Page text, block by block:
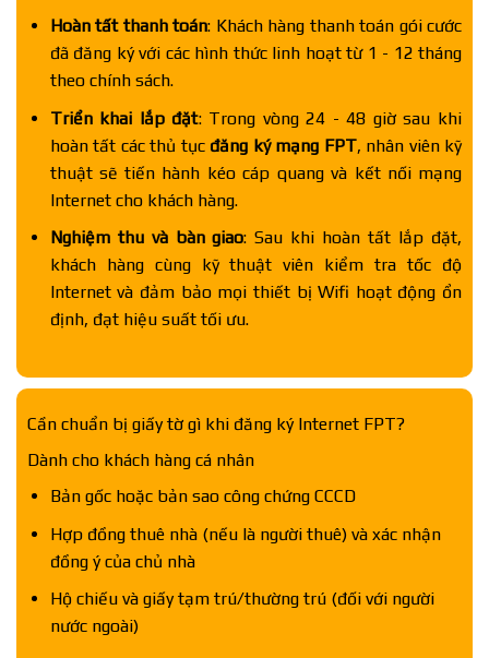
Hoàn tất thanh toán: Khách hàng thanh toán gói cước
đã đăng ký với các hình thức linh hoạt từ 1 - 12 tháng
theo chính sách.
Triển khai lắp đặt: Trong vòng 24 - 48 giờ sau khi
hoàn tất các thủ tục đăng ký mạng FPT, nhân viên kỹ
thuật sẽ tiến hành kéo cáp quang và kết nối mạng
Internet cho khách hàng.
Nghiệm thu và bàn giao: Sau khi hoàn tất lắp đặt,
khách hàng cùng kỹ thuật viên kiểm tra tốc độ
Internet và đảm bảo mọi thiết bị Wifi hoạt động ổn
định, đạt hiệu suất tối ưu.
Cần chuẩn bị giấy tờ gì khi đăng ký Internet FPT?
Dành cho khách hàng cá nhân
Bản gốc hoặc bản sao công chứng CCCD
Hợp đồng thuê nhà (nếu là người thuê) và xác nhận
đồng ý của chủ nhà
Hộ chiếu và giấy tạm trú/thường trú (đối với người
nước ngoài)